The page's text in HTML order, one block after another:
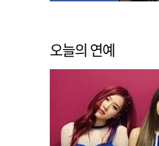
오늘의 연예